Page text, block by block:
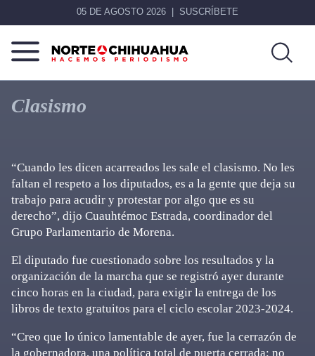
05 DE AGOSTO 2026 SUSCRÍBETE
Norte
De
Chihuahua
Más
que
noticias,
Clasismo
“Cuando les dicen acarreados les sale el clasismo. No les
faltan el respeto a los diputados, es a la gente que deja su
trabajo para acudir y protestar por algo que es su
derecho”, dijo Cuauhtémoc Estrada, coordinador del
Grupo Parlamentario de Morena.
El diputado fue cuestionado sobre los resultados y la
organización de la marcha que se registró ayer durante
cinco horas en la ciudad, para exigir la entrega de los
libros de texto gratuitos para el ciclo escolar 2023-2024.
“Creo que lo único lamentable de ayer, fue la cerrazón de
la gobernadora, una política total de puerta cerrada; no